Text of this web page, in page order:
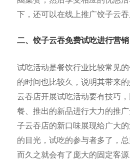
下，还可以在线上推广饺子云吞
二、饺子云吞免费试吃进行营销
试吃活动是餐饮行业比较常见
的时间也比较久，说明其带来
云吞店开展试吃活动要有技巧
餐、推出的新品进行大力的推
子云吞店的新口味展现给广大
的目光，试吃的参与者多了，
而久之就会有了庞大的固定客源